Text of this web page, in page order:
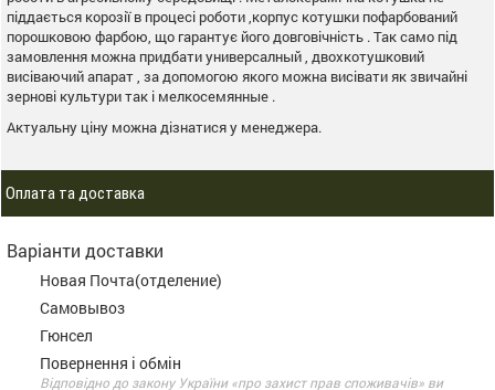
піддається корозії в процесі роботи ,корпус котушки пофарбований
порошковою фарбою, що гарантує його довговічність . Так само під
замовлення можна придбати универсалный , двохкотушковий
висіваючий апарат , за допомогою якого можна висівати як звичайні
зернові культури так і мелкосемянные .
Актуальну ціну можна дізнатися у менеджера.
Оплата та доставка
Варіанти доставки
Новая Почта(отделение)
Самовывоз
Гюнсел
Повернення і обмін
Відповідно до закону України «про захист прав споживачів» ви